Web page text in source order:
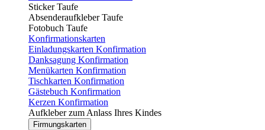
Sticker Taufe
Absenderaufkleber Taufe
Fotobuch Taufe
Konfirmationskarten
Einladungskarten Konfirmation
Danksagung Konfirmation
Menükarten Konfirmation
Tischkarten Konfirmation
Gästebuch Konfirmation
Kerzen Konfirmation
Aufkleber zum Anlass Ihres Kindes
Firmungskarten